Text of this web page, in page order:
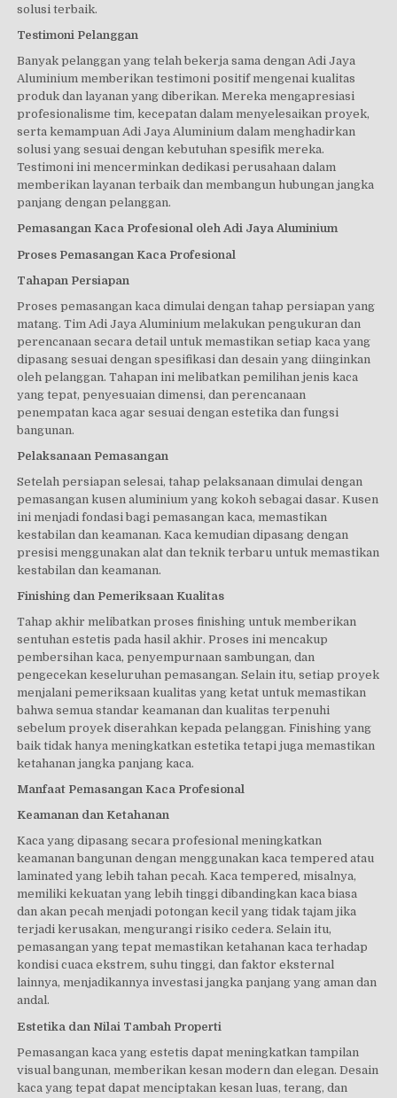
solusi terbaik.
Testimoni Pelanggan
Banyak pelanggan yang telah bekerja sama dengan Adi Jaya
Aluminium memberikan testimoni positif mengenai kualitas
produk dan layanan yang diberikan. Mereka mengapresiasi
profesionalisme tim, kecepatan dalam menyelesaikan proyek,
serta kemampuan Adi Jaya Aluminium dalam menghadirkan
solusi yang sesuai dengan kebutuhan spesifik mereka.
Testimoni ini mencerminkan dedikasi perusahaan dalam
memberikan layanan terbaik dan membangun hubungan jangka
panjang dengan pelanggan.
Pemasangan Kaca Profesional oleh Adi Jaya Aluminium
Proses Pemasangan Kaca Profesional
Tahapan Persiapan
Proses pemasangan kaca dimulai dengan tahap persiapan yang
matang. Tim Adi Jaya Aluminium melakukan pengukuran dan
perencanaan secara detail untuk memastikan setiap kaca yang
dipasang sesuai dengan spesifikasi dan desain yang diinginkan
oleh pelanggan. Tahapan ini melibatkan pemilihan jenis kaca
yang tepat, penyesuaian dimensi, dan perencanaan
penempatan kaca agar sesuai dengan estetika dan fungsi
bangunan.
Pelaksanaan Pemasangan
Setelah persiapan selesai, tahap pelaksanaan dimulai dengan
pemasangan kusen aluminium yang kokoh sebagai dasar. Kusen
ini menjadi fondasi bagi pemasangan kaca, memastikan
kestabilan dan keamanan. Kaca kemudian dipasang dengan
presisi menggunakan alat dan teknik terbaru untuk memastikan
kestabilan dan keamanan.
Finishing dan Pemeriksaan Kualitas
Tahap akhir melibatkan proses finishing untuk memberikan
sentuhan estetis pada hasil akhir. Proses ini mencakup
pembersihan kaca, penyempurnaan sambungan, dan
pengecekan keseluruhan pemasangan. Selain itu, setiap proyek
menjalani pemeriksaan kualitas yang ketat untuk memastikan
bahwa semua standar keamanan dan kualitas terpenuhi
sebelum proyek diserahkan kepada pelanggan. Finishing yang
baik tidak hanya meningkatkan estetika tetapi juga memastikan
ketahanan jangka panjang kaca.
Manfaat Pemasangan Kaca Profesional
Keamanan dan Ketahanan
Kaca yang dipasang secara profesional meningkatkan
keamanan bangunan dengan menggunakan kaca tempered atau
laminated yang lebih tahan pecah. Kaca tempered, misalnya,
memiliki kekuatan yang lebih tinggi dibandingkan kaca biasa
dan akan pecah menjadi potongan kecil yang tidak tajam jika
terjadi kerusakan, mengurangi risiko cedera. Selain itu,
pemasangan yang tepat memastikan ketahanan kaca terhadap
kondisi cuaca ekstrem, suhu tinggi, dan faktor eksternal
lainnya, menjadikannya investasi jangka panjang yang aman dan
andal.
Estetika dan Nilai Tambah Properti
Pemasangan kaca yang estetis dapat meningkatkan tampilan
visual bangunan, memberikan kesan modern dan elegan. Desain
kaca yang tepat dapat menciptakan kesan luas, terang, dan